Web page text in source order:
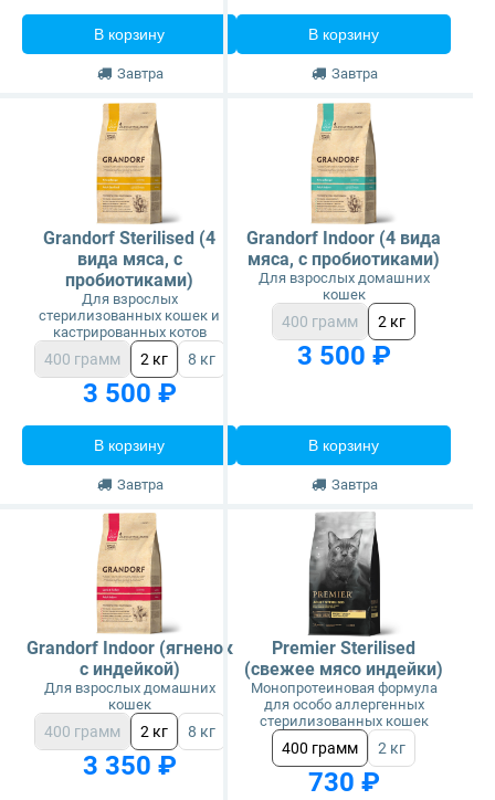
В корзину
Завтра
В корзину
Завтра
Grandorf Sterilised (4
вида мяса, с
пробиотиками)
Для взрослых
стерилизованных кошек и
кастрированных котов
400 грамм 2 кг 8 кг
3 500 ₽
В корзину
Завтра
Grandorf Indoor (4 вида
мяса, с пробиотиками)
Для взрослых домашних
кошек
400 грамм 2 кг
3 500 ₽
В корзину
Завтра
Grandorf Indoor (ягненок
с индейкой)
Для взрослых домашних
кошек
400 грамм 2 кг 8 кг
3 350 ₽
Premier Sterilised
(свежее мясо индейки)
Монопротеиновая формула
для особо аллергенных
стерилизованных кошек
400 грамм 2 кг
730 ₽